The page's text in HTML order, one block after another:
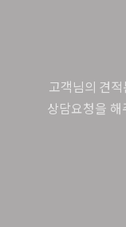
고객님의 견
상담요청을